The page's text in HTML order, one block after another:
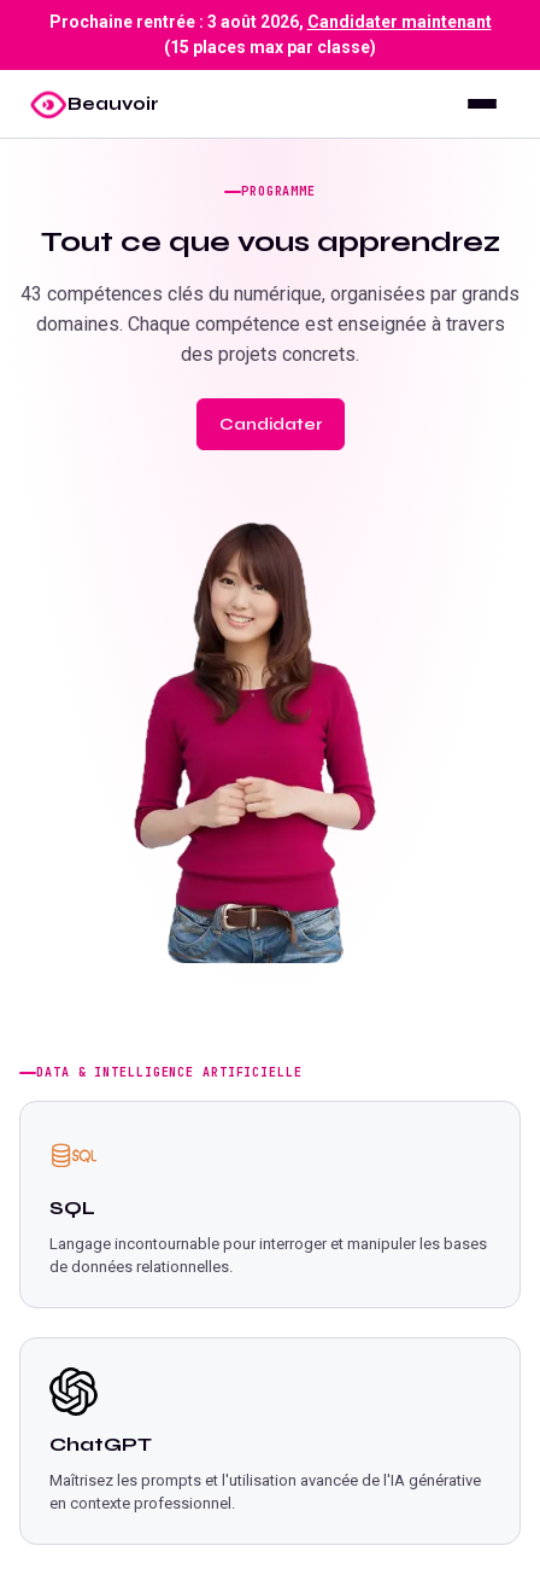
Prochaine rentrée : 3 août 2026, Candidater maintenant
(15 places max par classe)
Beauvoir
PROGRAMME
Tout ce que vous apprendrez
43 compétences clés du numérique, organisées par grands
domaines. Chaque compétence est enseignée à travers
des projets concrets.
Candidater
DATA & INTELLIGENCE ARTIFICIELLE
SQL
Langage incontournable pour interroger et manipuler les bases
de données relationnelles.
ChatGPT
Maîtrisez les prompts et l'utilisation avancée de l'IA générative
en contexte professionnel.